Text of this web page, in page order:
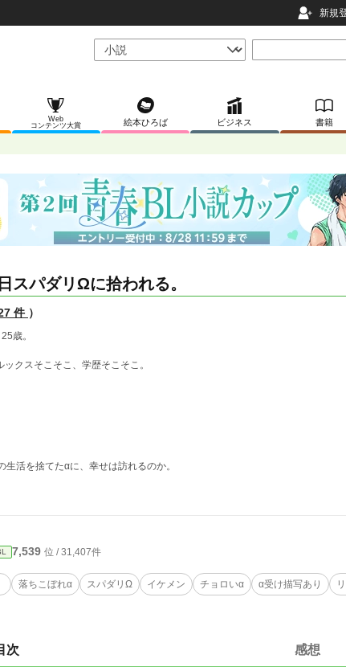
新規
Web
コンテンツ大賞
絵本ひろば ビジネス 書籍
スパダリΩに拾われる。
件 ）
歳。
クスそこそこ、学歴そこそこ。
活を捨てたαに、幸せは訪れるのか。
7,539 位 / 31,407件
落ちこぼれ‪α‬ スパダリΩ イケメン チョロい‪α‬ ‪α‬受け描写あり
次 感想